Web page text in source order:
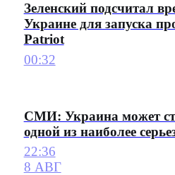
Зеленский подсчитал
Украине для запуска
Patriot
00:32
СМИ: Украина может
одной из наиболее
22:36
8 АВГ